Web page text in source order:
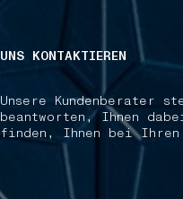
UNS KONTAKTIEREN
Unsere Kundenberater
beantworten, Ihnen
finden, Ihnen bei Ihren